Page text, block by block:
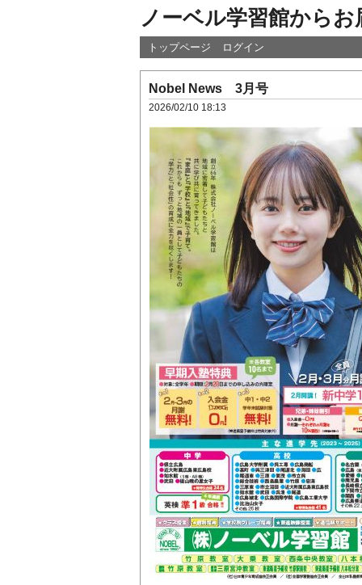
ノーベル学習館から
トップページ ログイン
Nobel News 3月号
2026/02/10 18:13